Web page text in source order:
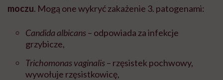
moczu. Mogą one wykryć zakażenie 3. patogenami:
Candida albicans– odpowiada za infekcje
grzybicze,
Trichomonas vaginalis– rzęsistek pochwowy,
wywołuje rzęsistkowicę,